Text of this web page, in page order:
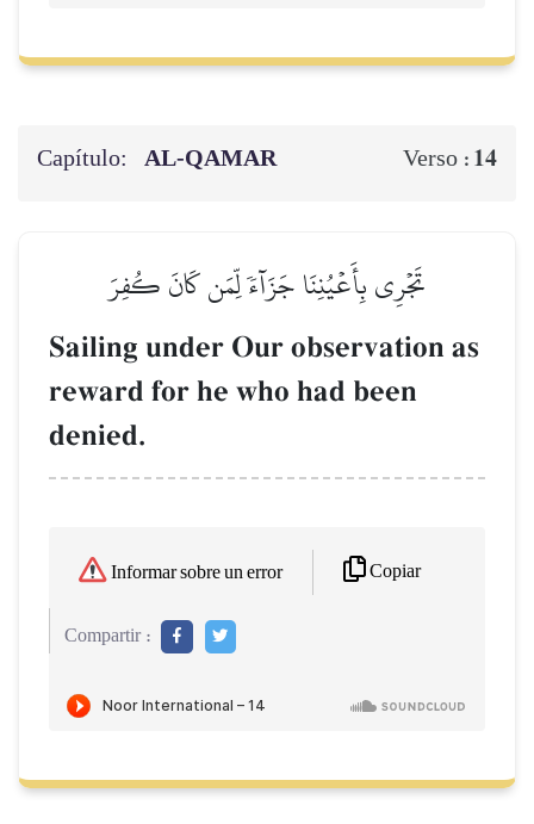
Capítulo: AL‑QAMAR Verso : 14
تَجۡرِي بِأَعۡيُنِنَا جَزَآءٗ لِّمَن كَانَ كُفِرَ
Sailing under Our observation as
reward for he who had been
denied.
Informar sobre un error Copiar
Compartir :